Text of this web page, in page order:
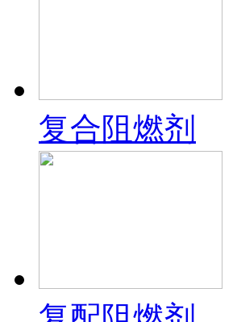
复合阻燃剂